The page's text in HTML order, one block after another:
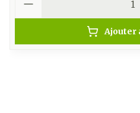
Ajouter